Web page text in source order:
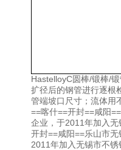
HastelloyC圆棒/锻棒/
扩径后的钢管进行逐根
管端坡口尺寸；流体
==喀什==开封==咸阳
企业，于2011年加入
开封==咸阳==乐山市
2011年加入无锡市不